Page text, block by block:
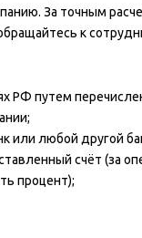
За точным
к
РФ путем
или любой другой
счёт (за
процент);